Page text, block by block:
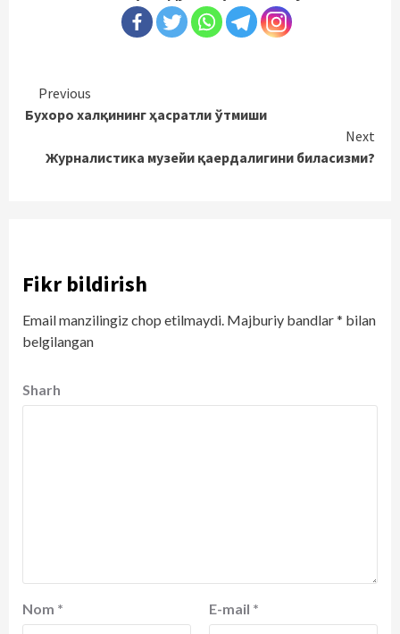
Continue
Reading
Previous
Бухоро халқининг ҳасратли ўтмиши
Next
Журналистика музейи қаердалигини биласизми?
Fikr bildirish
Email manzilingiz chop etilmaydi. Majburiy bandlar* bilan
belgilangan
Sharh
Nom * E-mail *